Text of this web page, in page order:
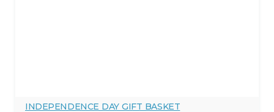
INDEPENDENCE DAY GIFT BASKET